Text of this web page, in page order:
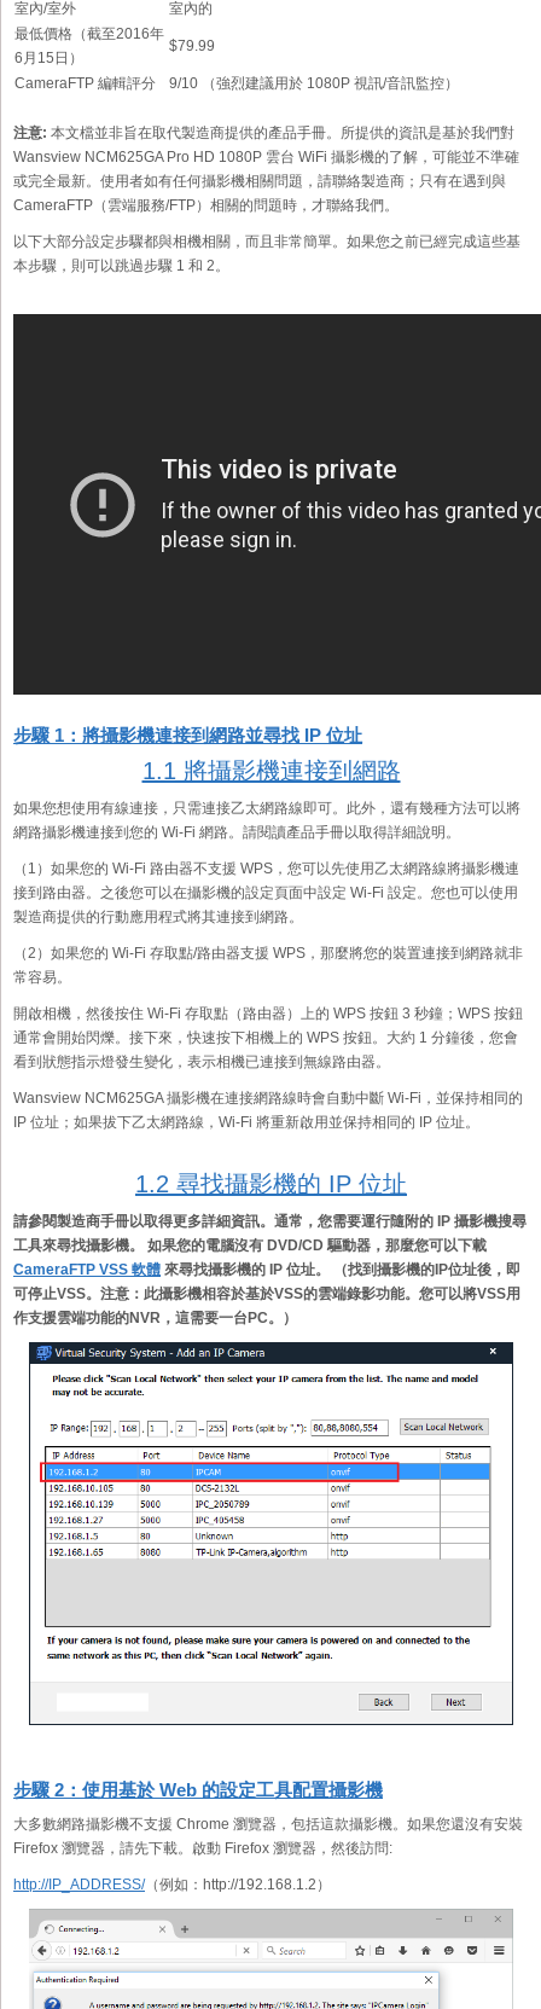
室內/室外
室內的
最低價格（截至2016年
6月15日）
$79.99
CameraFTP 編輯評分 9/10 （強烈建議用於 1080P 視訊/音訊監控）
注意: 本文檔並非旨在取代製造商提供的產品手冊。所提供的資訊是基於我們對
Wansview NCM625GA Pro HD 1080P 雲台 WiFi 攝影機的了解，可能並不準確
或完全最新。使用者如有任何攝影機相關問題，請聯絡製造商；只有在遇到與
CameraFTP（雲端服務/FTP）相關的問題時，才聯絡我們。
以下大部分設定步驟都與相機相關，而且非常簡單。如果您之前已經完成這些基
本步驟，則可以跳過步驟 1 和 2。
步驟 1：將攝影機連接到網路並尋找 IP 位址
1.1 將攝影機連接到網路
如果您想使用有線連接，只需連接乙太網路線即可。此外，還有幾種方法可以將
網路攝影機連接到您的 Wi-Fi 網路。請閱讀產品手冊以取得詳細說明。
（1）如果您的 Wi-Fi 路由器不支援 WPS，您可以先使用乙太網路線將攝影機連
接到路由器。之後您可以在攝影機的設定頁面中設定 Wi-Fi 設定。您也可以使用
製造商提供的行動應用程式將其連接到網路。
（2）如果您的 Wi-Fi 存取點/路由器支援 WPS，那麼將您的裝置連接到網路就非
常容易。
開啟相機，然後按住 Wi-Fi 存取點（路由器）上的 WPS 按鈕 3 秒鐘；WPS 按鈕
通常會開始閃爍。接下來，快速按下相機上的 WPS 按鈕。大約 1 分鐘後，您會
看到狀態指示燈發生變化，表示相機已連接到無線路由器。
Wansview NCM625GA 攝影機在連接網路線時會自動中斷 Wi-Fi，並保持相同的
IP 位址；如果拔下乙太網路線，Wi-Fi 將重新啟用並保持相同的 IP 位址。
1.2 尋找攝影機的 IP 位址
請參閱製造商手冊以取得更多詳細資訊。通常，您需要運行隨附的 IP 攝影機搜尋
工具來尋找攝影機。 如果您的電腦沒有 DVD/CD 驅動器，那麼您可以下載
CameraFTP VSS 軟體 來尋找攝影機的 IP 位址。 （找到攝影機的IP位址後，即
可停止VSS。注意：此攝影機相容於基於VSS的雲端錄影功能。您可以將VSS用
作支援雲端功能的NVR，這需要一台PC。）
步驟 2：使用基於 Web 的設定工具配置攝影機
大多數網路攝影機不支援 Chrome 瀏覽器，包括這款攝影機。如果您還沒有安裝
Firefox 瀏覽器，請先下載。啟動 Firefox 瀏覽器，然後訪問:
http://IP_ADDRESS/（例如：http://192.168.1.2）